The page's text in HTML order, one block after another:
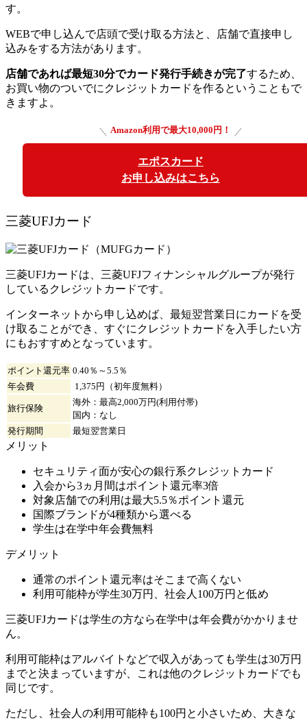
す。
WEBで申し込んで店頭で受け取る方法と、店舗で直接申し
込みをする方法があります。
店舗であれば最短30分でカード発行手続きが完了するため、
お買い物のついでにクレジットカードを作るということもで
きますよ。
Amazon利用で最大10,000円！
エポスカード
お申し込みはこちら
三菱UFJカード
三菱UFJカードは、三菱UFJフィナンシャルグループが発行
しているクレジットカードです。
インターネットから申し込めば、最短翌営業日にカードを受
け取ることができ、すぐにクレジットカードを入手したい方
にもおすすめとなっています。
ポイント還元率 0.40％～5.5％
年会費
1,375円（初年度無料）
旅行保険
海外：最高2,000万円(利用付帯)
国内：なし
発行期間
最短翌営業日
メリット
セキュリティ面が安心の銀行系クレジットカード
入会から3ヵ月間はポイント還元率3倍
対象店舗での利用は最大5.5％ポイント還元
国際ブランドが4種類から選べる
学生は在学中年会費無料
デメリット
通常のポイント還元率はそこまで高くない
利用可能枠が学生30万円、社会人100万円と低め
三菱UFJカードは学生の方なら在学中は年会費がかかりませ
ん。
利用可能枠はアルバイトなどで収入があっても学生は30万円
までと決まっていますが、これは他のクレジットカードでも
同じです。
ただし、社会人の利用可能枠も100円と小さいため、大きな